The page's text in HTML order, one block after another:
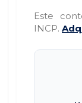
Este
INCP.